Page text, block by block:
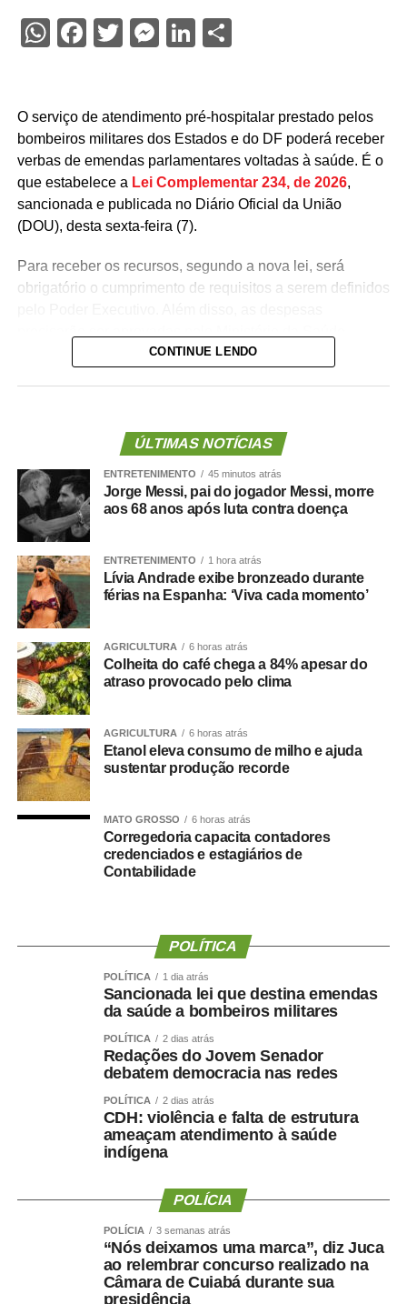
WhatsApp
Facebook
Twitter
Messenger
LinkedIn
Share
O serviço de atendimento pré-hospitalar prestado pelos
bombeiros militares dos Estados e do DF poderá receber
verbas de emendas parlamentares voltadas à saúde. É o
que estabelece a Lei Complementar 234, de 2026,
sancionada e publicada no Diário Oficial da União
(DOU), desta sexta-feira (7).
Para receber os recursos, segundo a nova lei, será
obrigatório o cumprimento de requisitos a serem definidos
A lei proíbe o uso dessas emendas para pagamento de
não seja relativo ao atendimento pré-hospitalar.
Com origem noProjeto de Lei Complementar (PLP)
18/2021, de autoria do deputado Guilherme Derrite (PP-
SP), a matéria foi
aprovada no Senado em julho
ano, com parecer favorável do senador Nelsinho Trad
(PSD-MS).
Agência Senado (Reprodução autorizada mediante
citação da Agência Senado)
Fonte:Agência Senado
COMENTE ABAIXO:
WhatsApp
Facebook
Twitter
Messenger
LinkedIn
Share
CONTINUE LENDO
ÚLTIMAS NOTÍCIAS
ENTRETENIMENTO 45 minutos atrás
Jorge Messi, pai do jogador Messi, morre
aos 68 anos após luta contra doença
ENTRETENIMENTO 1 hora atrás
Lívia Andrade exibe bronzeado durante
férias na Espanha: ‘Viva cada momento’
AGRICULTURA 6 horas atrás
Colheita do café chega a 84% apesar do
atraso provocado pelo clima
AGRICULTURA 6 horas atrás
Etanol eleva consumo de milho e ajuda
sustentar produção recorde
MATO GROSSO 6 horas atrás
Corregedoria capacita contadores
credenciados e estagiários de
Contabilidade
POLÍTICA
POLÍTICA 1 dia atrás
Sancionada lei que destina emendas
da saúde a bombeiros militares
POLÍTICA 2 dias atrás
Redações do Jovem Senador
debatem democracia nas redes
POLÍTICA 2 dias atrás
CDH: violência e falta de estrutura
ameaçam atendimento à saúde
indígena
POLÍCIA
POLÍCIA 3 semanas atrás
“Nós deixamos uma marca”, diz Juca
ao relembrar concurso realizado na
Câmara de Cuiabá durante sua
presidência